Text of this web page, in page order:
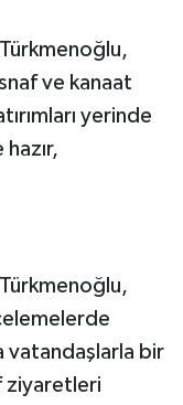
ve kanaat
yerinde
vatandaşlarla bir
ziyaretleri